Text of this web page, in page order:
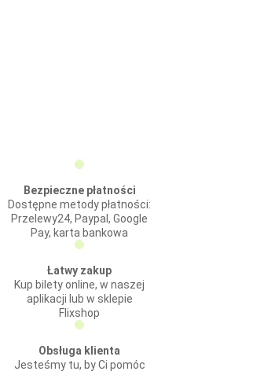
Bezpieczne płatności
Dostępne metody płatności:
Przelewy24, Paypal, Google
Pay, karta bankowa
Łatwy zakup
Kup bilety online, w naszej
aplikacji lub w sklepie
Flixshop
Obsługa klienta
Jesteśmy tu, by Ci pomóc